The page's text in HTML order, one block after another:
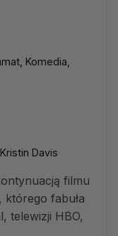
Komedia,
Davis
filmu
fabuła
telewizji HBO,